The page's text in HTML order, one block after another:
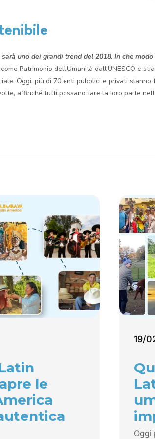
uno dei grandi trend del 2018. In che
Patrimonio dell'Umanità dall'UNESCO e
Oggi, più di 70 enti pubblici e privati
affinché tutti possano fare la loro parte
le
19/
Oggi